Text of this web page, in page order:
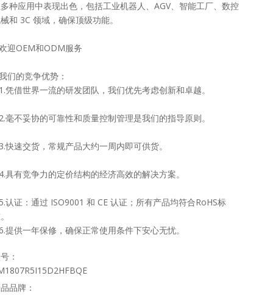
种应用中表现出色，包括工业机器人、AGV、智能工厂、数控
和 3C 领域，确保顶级功能。
迎OEM和ODM服务
们的竞争优势：
凭借世界一流的研发团队，我们优先考虑创新和卓越。
毫不妥协的可靠性和质量控制管理是我们的指导原则。
快速交货，常规产品大约一周内即可供货。
具有竞争力的定价结构的经济高效的解决方案。
认证：通过 ISO9001 和 CE 认证；所有产品均符合RoHS标
提供一年保修，确保正常使用条件下安心无忧。
：
品牌：